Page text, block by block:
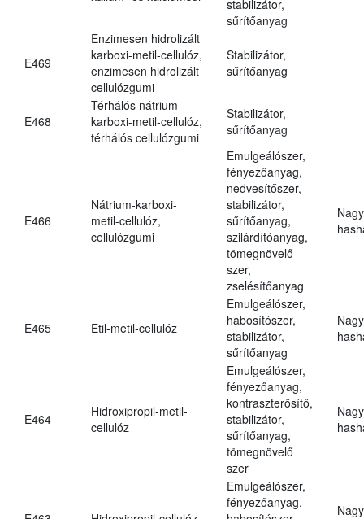
stabilizátor,
sűrítőanyag
E469
Enzimesen hidrolizált
karboxi-metil-cellulóz,
enzimesen hidrolizált
cellulózgumi
Stabilizátor,
sűrítőanyag
E468
Térhálós nátrium-
karboxi-metil-cellulóz,
térhálós cellulózgumi
Stabilizátor,
sűrítőanyag
E466
Nátrium-karboxi-
metil-cellulóz,
cellulózgumi
Emulgeálószer,
fényezőanyag,
nedvesítőszer,
stabilizátor,
sűrítőanyag,
szilárdítóanyag,
tömegnövelő
szer,
zselésítőanyag
E465 Etil-metil-cellulóz
Emulgeálószer,
habosítószer,
stabilizátor,
sűrítőanyag
E464
Hidroxipropil-metil-
cellulóz
Emulgeálószer,
fényezőanyag,
kontraszterősítő,
stabilizátor,
sűrítőanyag,
tömegnövelő
szer
Emulgeálószer,
fényezőanyag,